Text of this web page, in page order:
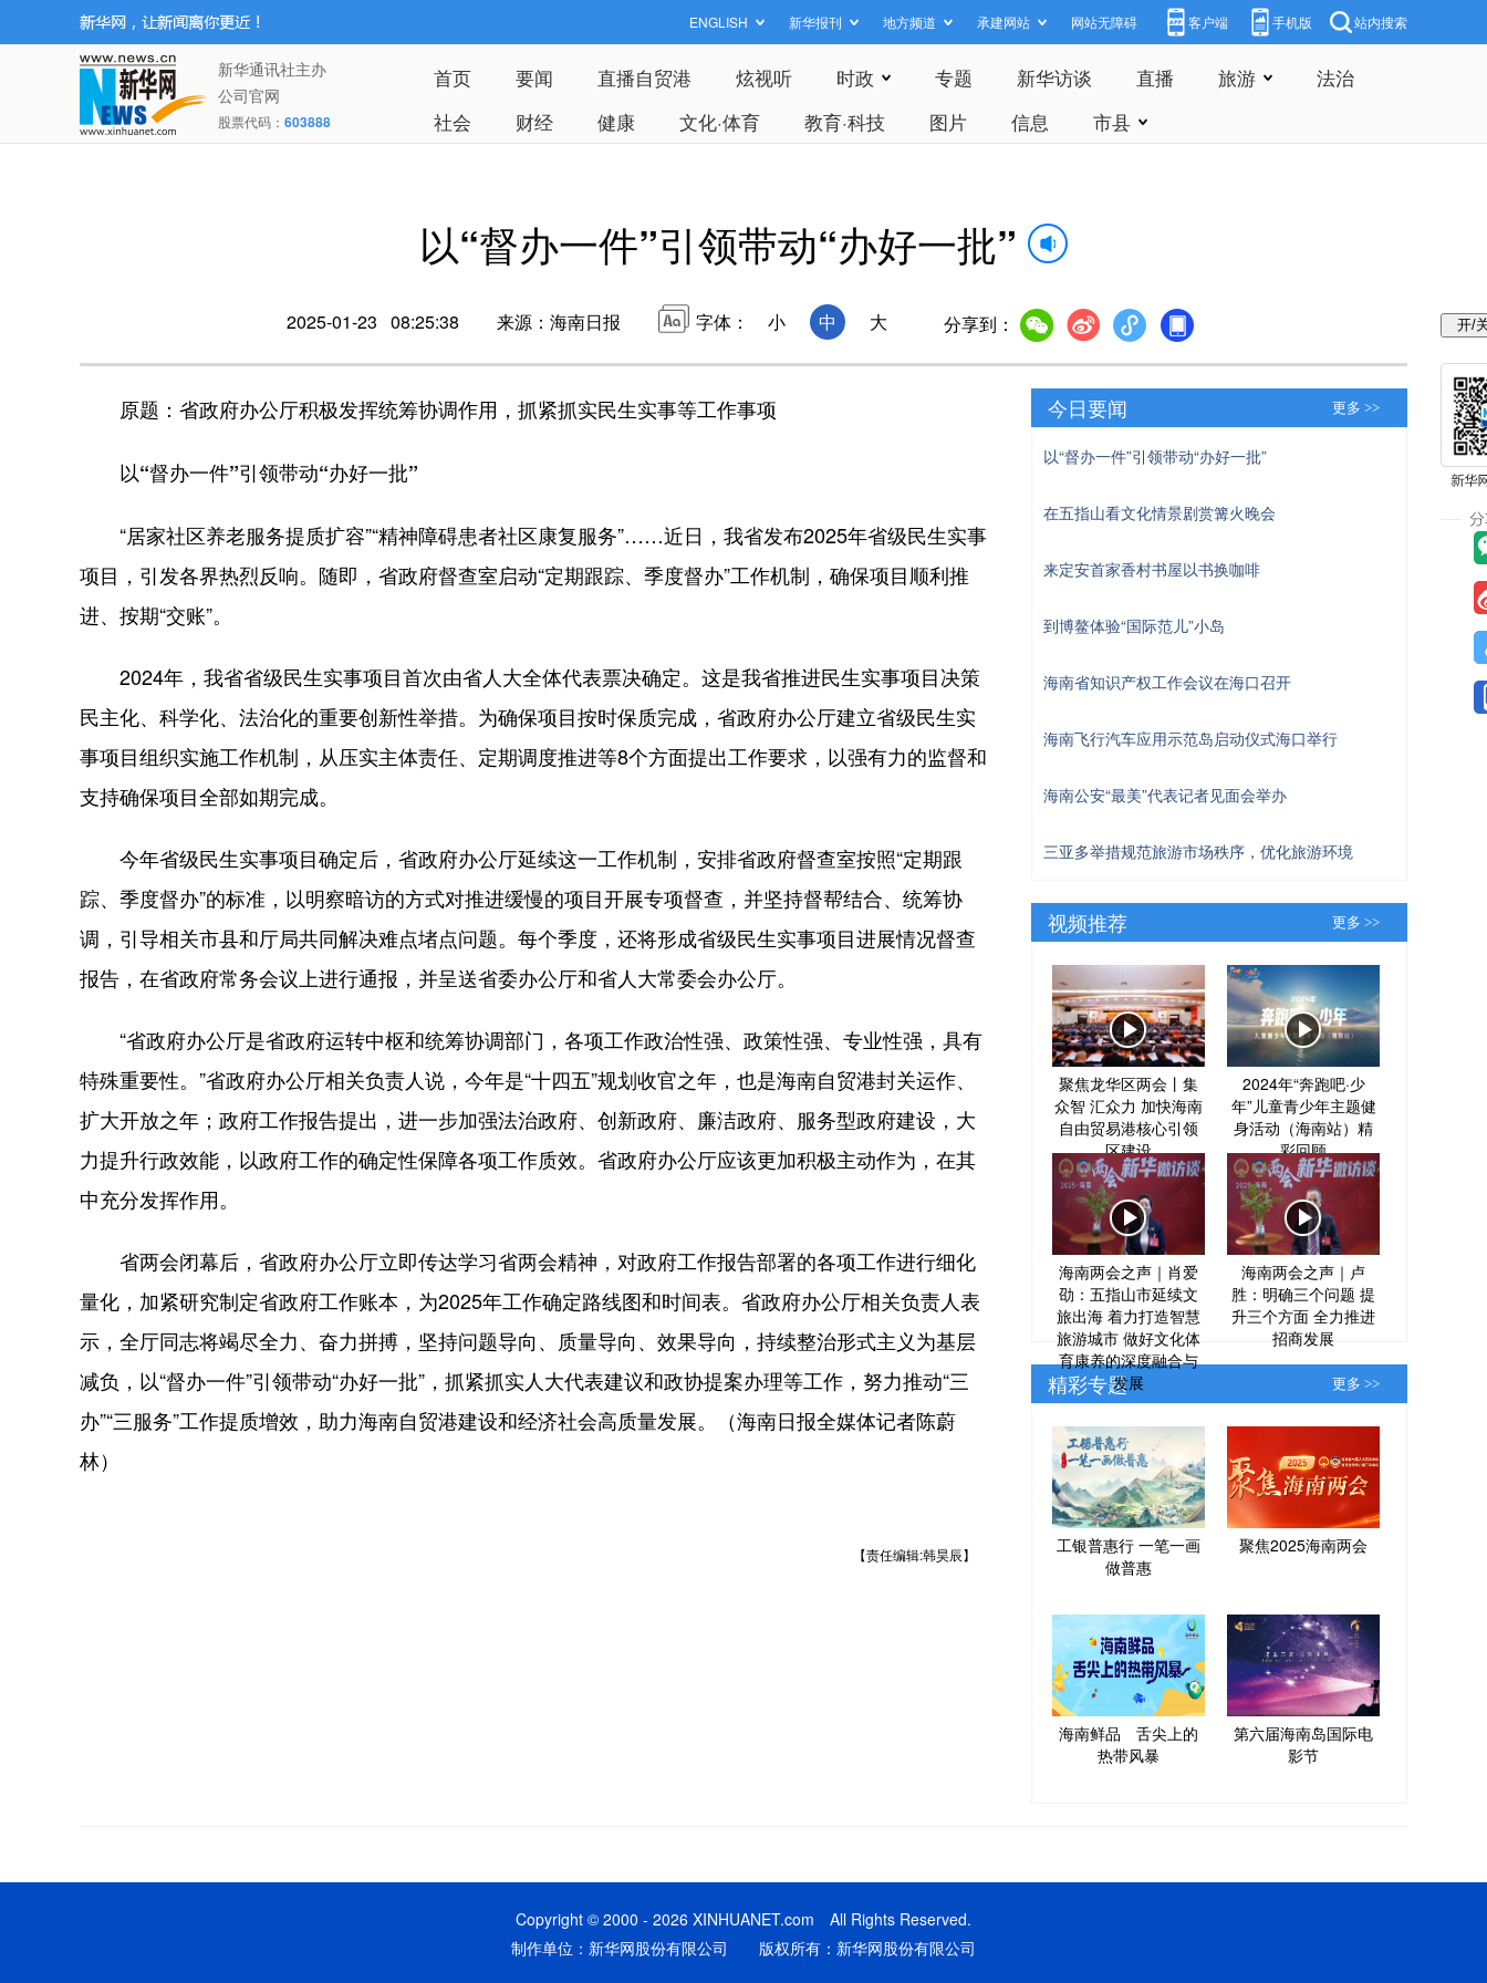
ENGLISH 新华报刊 地方频道 承建网站 网站无障碍 客户端 手机版 站内搜索
新华通讯社主办
公司官网
股票代码： 603888
首页 要闻 直播自贸港 炫视听 时政 专题 新华访谈 直播 旅游
法治
社会
财经 健康 文化·体育 教育·科技 图片 信息 市县
以“督办一件”引领带动“办好一批”
2025-01-23 08:25:38 来源：海南日报 字体： 小 中 大 分享到：
原题：省政府办公厅积极发挥统筹协调作用，抓紧抓实民生实事等工作事项
以“督办一件”引领带动“办好一批”
“居家社区养老服务提质扩容”“精神障碍患者社区康复服务”……近日，我省发布2025年省级民生实事
项目，引发各界热烈反响。随即，省政府督查室启动“定期跟踪、季度督办”工作机制，确保项目顺利推
进、按期“交账”。
2024年，我省省级民生实事项目首次由省人大全体代表票决确定。这是我省推进民生实事项目决策
民主化、科学化、法治化的重要创新性举措。为确保项目按时保质完成，省政府办公厅建立省级民生实
事项目组织实施工作机制，从压实主体责任、定期调度推进等8个方面提出工作要求，以强有力的监督和
支持确保项目全部如期完成。
今年省级民生实事项目确定后，省政府办公厅延续这一工作机制，安排省政府督查室按照“定期跟
踪、季度督办”的标准，以明察暗访的方式对推进缓慢的项目开展专项督查，并坚持督帮结合、统筹协
调，引导相关市县和厅局共同解决难点堵点问题。每个季度，还将形成省级民生实事项目进展情况督查
报告，在省政府常务会议上进行通报，并呈送省委办公厅和省人大常委会办公厅。
“省政府办公厅是省政府运转中枢和统筹协调部门，各项工作政治性强、政策性强、专业性强，具有
特殊重要性。”省政府办公厅相关负责人说，今年是“十四五”规划收官之年，也是海南自贸港封关运作、
扩大开放之年；政府工作报告提出，进一步加强法治政府、创新政府、廉洁政府、服务型政府建设，大
力提升行政效能，以政府工作的确定性保障各项工作质效。省政府办公厅应该更加积极主动作为，在其
中充分发挥作用。
省两会闭幕后，省政府办公厅立即传达学习省两会精神，对政府工作报告部署的各项工作进行细化
量化，加紧研究制定省政府工作账本，为2025年工作确定路线图和时间表。省政府办公厅相关负责人表
示，全厅同志将竭尽全力、奋力拼搏，坚持问题导向、质量导向、效果导向，持续整治形式主义为基层
减负，以“督办一件”引领带动“办好一批”，抓紧抓实人大代表建议和政协提案办理等工作，努力推动“三
办”“三服务”工作提质增效，助力海南自贸港建设和经济社会高质量发展。（海南日报全媒体记者陈蔚
林）
【责任编辑:韩昊辰】
今日要闻 更多 >>
以“督办一件”引领带动“办好一批”
在五指山看文化情景剧赏篝火晚会
来定安首家香村书屋以书换咖啡
到博鳌体验“国际范儿”小岛
海南省知识产权工作会议在海口召开
海南飞行汽车应用示范岛启动仪式海口举行
海南公安“最美”代表记者见面会举办
三亚多举措规范旅游市场秩序，优化旅游环境
视频推荐 更多 >>
聚焦龙华区两会丨集
众智 汇众力 加快海南
自由贸易港核心引领
区建设
2024年“奔跑吧·少
年”儿童青少年主题健
身活动（海南站）精
彩回顾
海南两会之声｜肖爱
劭：五指山市延续文
旅出海 着力打造智慧
旅游城市 做好文化体
育康养的深度融合与
发展
海南两会之声｜卢
胜：明确三个问题 提
升三个方面 全力推进
招商发展
精彩专题 更多 >>
工银普惠行 一笔一画
做普惠
聚焦2025海南两会
海南鲜品 舌尖上的
热带风暴
第六届海南岛国际电
影节
Copyright © 2000 - 2026 XINHUANET.com All Rights Reserved.
制作单位：新华网股份有限公司 版权所有：新华网股份有限公司